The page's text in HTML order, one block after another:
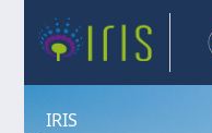
IRIS